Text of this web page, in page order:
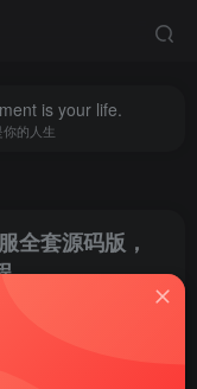
is your life.
的人生
全套源码版，